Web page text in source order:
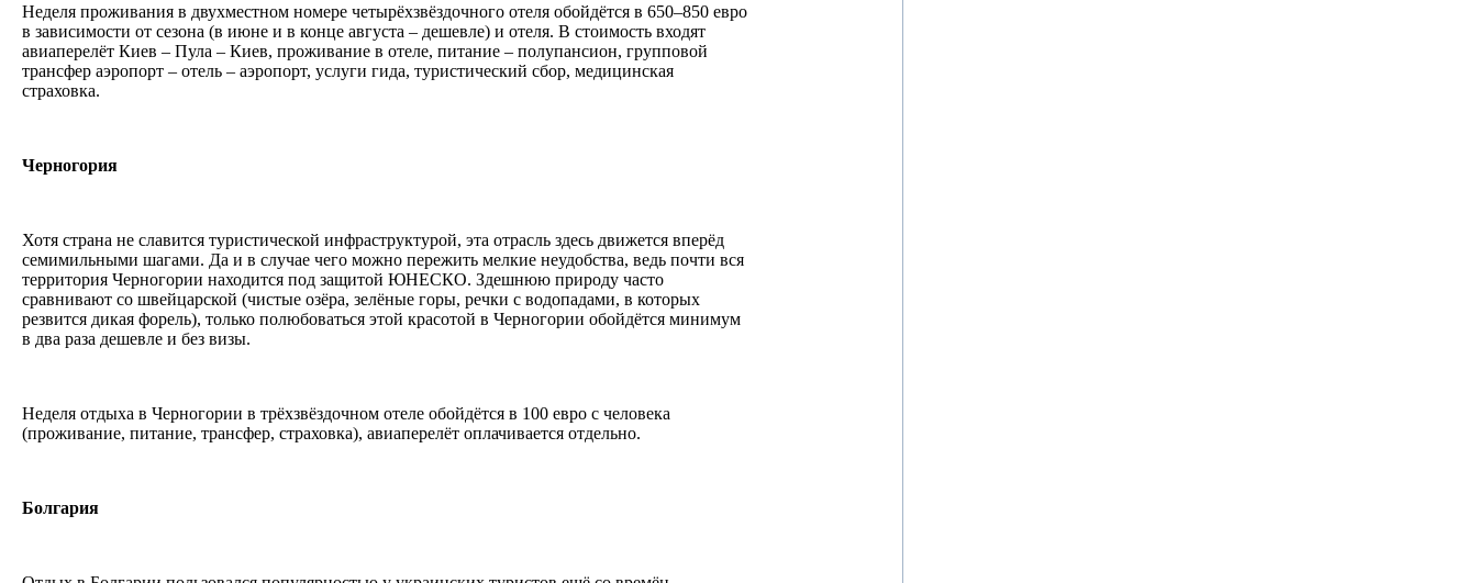
Неделя проживания в двухместном номере четырёхзвёздочного отеля обойдётся в 650–850 евро
в зависимости от сезона (в июне и в конце августа – дешевле) и отеля. В стоимость входят
авиаперелёт Киев – Пула – Киев, проживание в отеле, питание – полупансион, групповой
трансфер аэропорт – отель – аэропорт, услуги гида, туристический сбор, медицинская
страховка.
Черногория
Хотя страна не славится туристической инфраструктурой, эта отрасль здесь движется вперёд
семимильными шагами. Да и в случае чего можно пережить мелкие неудобства, ведь почти вся
территория Черногории находится под защитой ЮНЕСКО. Здешнюю природу часто
сравнивают со швейцарской (чистые озёра, зелёные горы, речки с водопадами, в которых
резвится дикая форель), только полюбоваться этой красотой в Черногории обойдётся минимум
в два раза дешевле и без визы.
Неделя отдыха в Черногории в трёхзвёздочном отеле обойдётся в 100 евро с человека
(проживание, питание, трансфер, страховка), авиаперелёт оплачивается отдельно.
Болгария